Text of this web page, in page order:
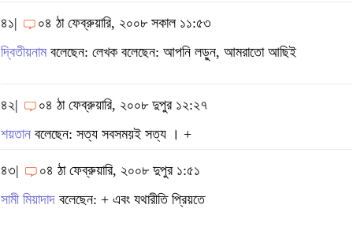
৪১|
০৪ ঠা ফেব্রুয়ারি, ২০০৮ সকাল ১১:৫৩
দ্বিতীয়নামবলেছেন: লেখক বলেছেন: আপনি লড়ুন, আমরাতো আছিই
৪২|
০৪ ঠা ফেব্রুয়ারি, ২০০৮ দুপুর ১২:২৭
শয়তান বলেছেন: সত্য সবসময়ই সত্য । +
৪৩|
০৪ ঠা ফেব্রুয়ারি, ২০০৮ দুপুর ১:৫১
সামী মিয়াদাদ বলেছেন: + এবং যথারীতি প্রিয়তে